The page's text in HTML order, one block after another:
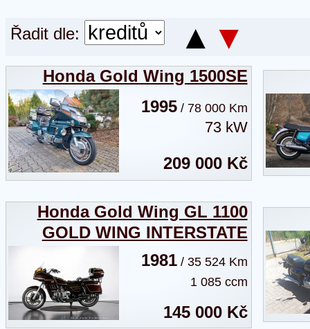
Řadit dle: ▲ ▼
Honda Gold Wing 1500SE
1995/ 78 000 Km
73 kW
209 000 Kč
Honda Gold Wing GL 1100
GOLD WING INTERSTATE
1981/ 35 524 Km
1 085 ccm
145 000 Kč